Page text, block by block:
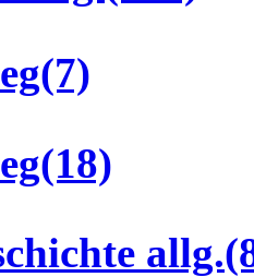
(7)
(18)
allg.